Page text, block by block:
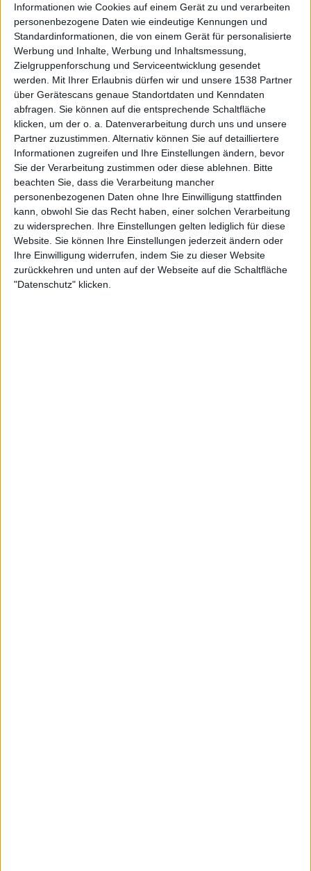
Informationen wie Cookies auf einem Gerät zu und verarbeiten
personenbezogene Daten wie eindeutige Kennungen und
Standardinformationen, die von einem Gerät für personalisierte
Werbung und Inhalte, Werbung und Inhaltsmessung,
Zielgruppenforschung und Serviceentwicklung gesendet
werden.
Mit Ihrer Erlaubnis dürfen wir und unsere 1538 Partner
über Gerätescans genaue Standortdaten und Kenndaten
abfragen. Sie können auf die entsprechende Schaltfläche
klicken, um der o. a. Datenverarbeitung durch uns und unsere
Partner zuzustimmen. Alternativ können Sie auf detailliertere
Informationen zugreifen und Ihre Einstellungen ändern, bevor
Sie der Verarbeitung zustimmen oder diese ablehnen.
Bitte
beachten Sie, dass die Verarbeitung mancher
personenbezogenen Daten ohne Ihre Einwilligung stattfinden
kann, obwohl Sie das Recht haben, einer solchen Verarbeitung
zu widersprechen. Ihre Einstellungen gelten lediglich für diese
Website. Sie können Ihre Einstellungen jederzeit ändern oder
Ihre Einwilligung widerrufen, indem Sie zu dieser Website
zurückkehren und unten auf der Webseite auf die Schaltfläche
"Datenschutz" klicken.
24:09
Folge 513